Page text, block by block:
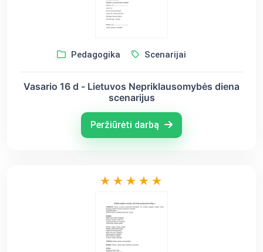
Pedagogika Scenarijai
Vasario 16 d - Lietuvos Nepriklausomybės diena
scenarijus
Peržiūrėti darbą